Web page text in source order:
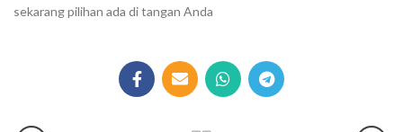
sekarang pilihan ada di tangan Anda